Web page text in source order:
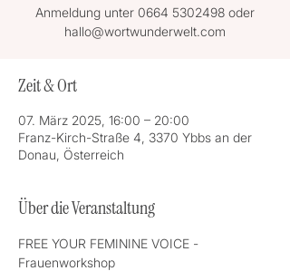
Anmeldung unter 0664 5302498 oder
hallo@wortwunderwelt.com
Zeit & Ort
07. März 2025, 16:00 – 20:00
Franz-Kirch-Straße 4, 3370 Ybbs an der
Donau, Österreich
Über die Veranstaltung
FREE YOUR FEMININE VOICE -
Frauenworkshop